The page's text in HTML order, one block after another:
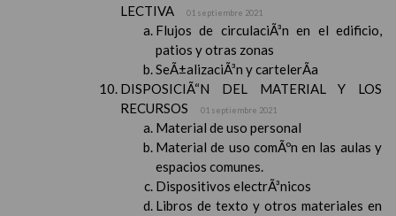
LECTIVA
01 septiembre 2021
Flujos de circulaciÃ³n en el edificio,
patios y otras zonas
SeÃ±alizaciÃ³n y cartelerÃ­a
DISPOSICIÃ“N DEL MATERIAL Y LOS
RECURSOS
01 septiembre 2021
Material de uso personal
Material de uso comÃºn en las aulas y
espacios comunes.
Dispositivos electrÃ³nicos
Libros de texto y otros materiales en